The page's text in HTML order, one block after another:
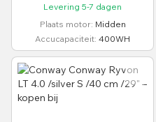
Levering 5-7 dagen
Plaats motor Midden
Accucapaciteit 400WH